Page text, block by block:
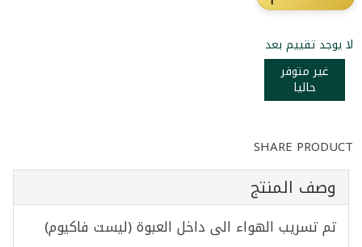
لا يوجد تقييم بعد
غير متوفر
حاليا
SHARE PRODUCT
وصف المنتج
تم تسريب الهواء الى داخل العبوة (ليست فاكيوم)